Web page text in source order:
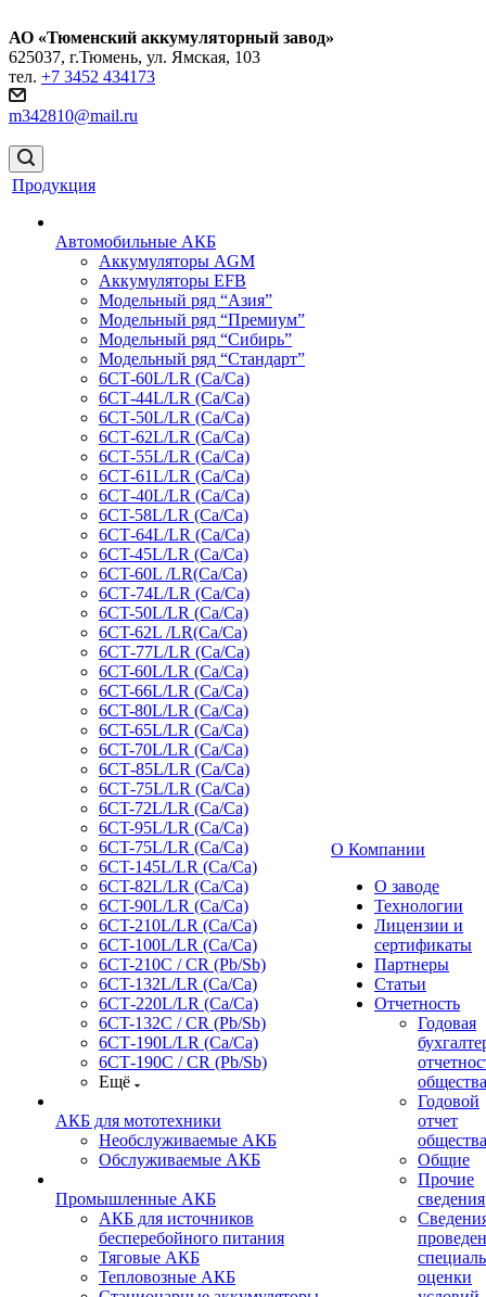
АО «Тюменский аккумуляторный завод»
625037, г.Тюмень, ул. Ямская, 103
тел. +7 3452 434173
m342810@mail.ru
Продукция
Автомобильные АКБ
Аккумуляторы AGM
Аккумуляторы EFB
Модельный ряд “Азия”
Модельный ряд “Премиум”
Модельный ряд “Сибирь”
Модельный ряд “Стандарт”
6СТ-60L/LR (Ca/Ca)
6СТ-44L/LR (Са/Са)
6СТ-50L/LR (Ca/Ca)
6СТ-62L/LR (Ca/Ca)
6СТ-55L/LR (Ca/Ca)
6СТ-61L/LR (Ca/Ca)
6СТ-40L/LR (Ca/Ca)
6CT-58L/LR (Ca/Ca)
6СТ-64L/LR (Ca/Ca)
6CT-45L/LR (Ca/Ca)
6CT-60L /LR(Ca/Ca)
6СТ-74L/LR (Са/Са)
6CT-50L/LR (Ca/Ca)
6CT-62L /LR(Ca/Ca)
6СТ-77L/LR (Ca/Ca)
6CT-60L/LR (Ca/Ca)
6CT-66L/LR (Ca/Ca)
6CT-80L/LR (Са/Са)
6CT-65L/LR (Ca/Ca)
6CT-70L/LR (Са/Са)
6СТ-85L/LR (Са/Са)
6СТ-75L/LR (Ca/Ca)
6CT-72L/LR (Ca/Ca)
6CT-95L/LR (Са/Са)
6CT-75L/LR (Ca/Ca)
6CT-145L/LR (Са/Са)
6CT-82L/LR (Са/Са)
6CT-90L/LR (Ca/Ca)
6CT-210L/LR (Ca/Ca)
6CT-100L/LR (Ca/Ca)
6CT-210C / CR (Pb/Sb)
6CT-132L/LR (Ca/Ca)
6СТ-220L/LR (Ca/Ca)
6CT-132C / CR (Pb/Sb)
6СТ-190L/LR (Ca/Ca)
6СТ-190С / CR (Pb/Sb)
Ещё
АКБ для мототехники
Необслуживаемые АКБ
Обслуживаемые АКБ
Промышленные АКБ
АКБ для источников
бесперебойного питания
Тяговые АКБ
Тепловозные АКБ
О Компании
О заводе
Технологии
Лицензии и
сертификаты
Партнеры
Статьи
Отчетность
Годовая
общества
Годовой
отчет
общества
Общие
Прочие
сведения
оценки